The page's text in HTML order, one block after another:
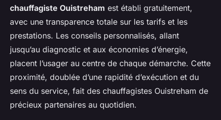
chauffagiste Ouistreham est établi gratuitement,
avec une transparence totale sur les tarifs et les
prestations. Les conseils personnalisés, allant
jusqu’au diagnostic et aux économies d’énergie,
placent l’usager au centre de chaque démarche. Cette
proximité, doublée d’une rapidité d’exécution et du
sens du service, fait des chauffagistes Ouistreham de
précieux partenaires au quotidien.